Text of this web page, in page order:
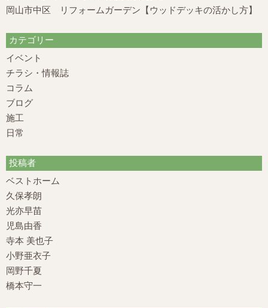
岡山市中区 リフォームガーデン【ウッドデッキの活かし方】
カテゴリー
イベント
チラシ・情報誌
コラム
ブログ
施工
日常
投稿者
ベストホーム
久保孝朗
光亦早苗
児島由香
寺本 美也子
小野亜衣子
岡野千夏
橋本守一